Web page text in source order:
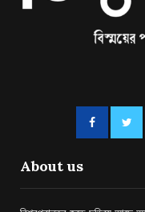
About us